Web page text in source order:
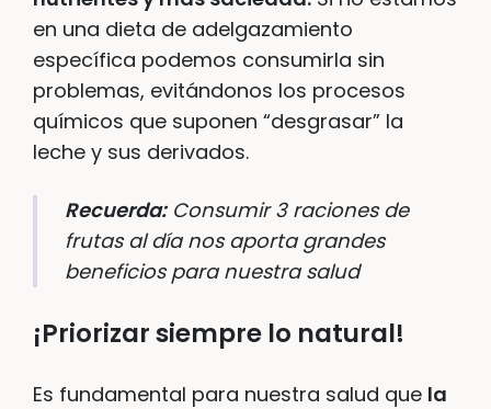
en una dieta de adelgazamiento
específica podemos consumirla sin
problemas, evitándonos los procesos
químicos que suponen “desgrasar” la
leche y sus derivados.
Recuerda:Consumir 3 raciones de
frutas al día nos aporta grandes
beneficios para nuestra salud
¡Priorizar siempre lo natural!
Es fundamental para nuestra salud que la